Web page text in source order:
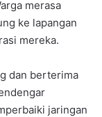
merasa
ke lapangan
mereka.
dan berterima
jaringan